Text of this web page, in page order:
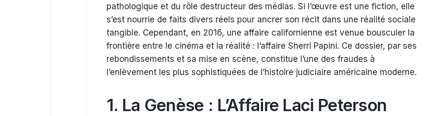
pathologique et du rôle destructeur des médias. Si l’œuvre est une fiction, elle
s’est nourrie de faits divers réels pour ancrer son récit dans une réalité sociale
tangible. Cependant, en 2016, une affaire californienne est venue bousculer la
frontière entre le cinéma et la réalité : l’affaire Sherri Papini. Ce dossier, par ses
rebondissements et sa mise en scène, constitue l’une des fraudes à
l’enlèvement les plus sophistiquées de l’histoire judiciaire américaine moderne.
1. La Genèse : L’Affaire Laci Peterson